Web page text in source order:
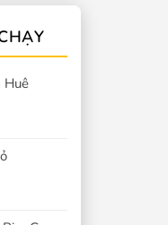
Huê